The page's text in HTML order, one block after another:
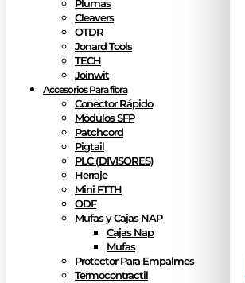
Plumas
Cleavers
OTDR
Jonard Tools
TECH
Joinwit
Accesorios Para fibra
Conector Rápido
Módulos SFP
Patchcord
Pigtail
PLC (DIVISORES)
Herraje
Mini FTTH
ODF
Mufas y Cajas NAP
Cajas Nap
Mufas
Protector Para Empalmes
Termocontractil